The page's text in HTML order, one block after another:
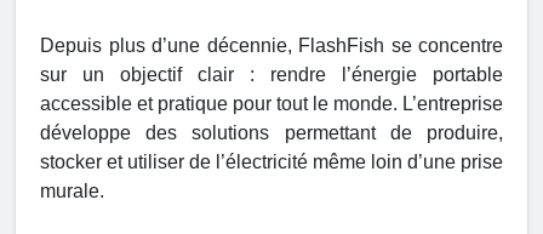
Depuis plus d’une décennie, FlashFish se concentre
sur un objectif clair : rendre l’énergie portable
accessible et pratique pour tout le monde. L’entreprise
développe des solutions permettant de produire,
stocker et utiliser de l’électricité même loin d’une prise
murale.